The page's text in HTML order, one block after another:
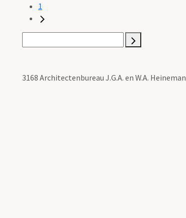
1
3168 Architectenbureau J.G.A. en W.A. Heineman